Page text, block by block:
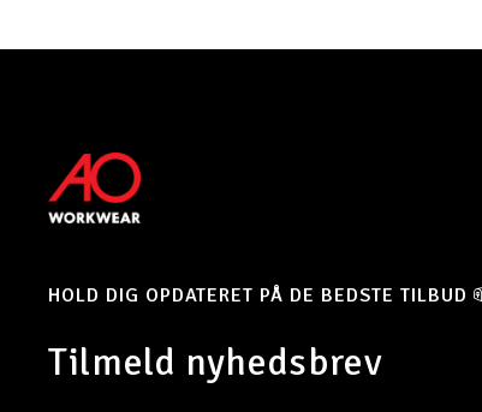
HOLD DIG OPDATERET PÅ DE BEDSTE TILBUD
Tilmeld nyhedsbrev